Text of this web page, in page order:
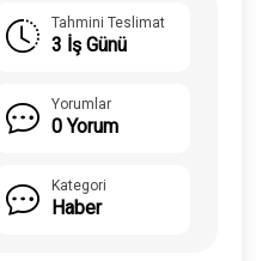
Tahmini Teslimat
3 İş Günü
Yorumlar
0 Yorum
Kategori
Haber